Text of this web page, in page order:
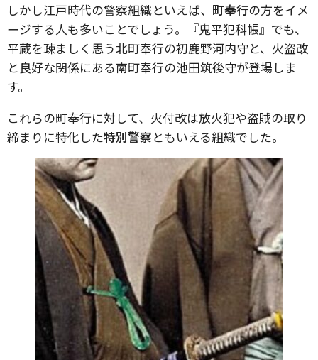
しかし江戸時代の警察組織といえば、 町奉行の方をイメ
ージする人も多いことでしょう。『鬼平犯科帳』でも、
平蔵を疎ましく思う北町奉行の初鹿野河内守と、火盗改
と良好な関係にある南町奉行の池田筑後守が登場しま
す。
これらの町奉行に対して、火付改は放火犯や盗賊の取り
締まりに特化した特別警察ともいえる組織でした。